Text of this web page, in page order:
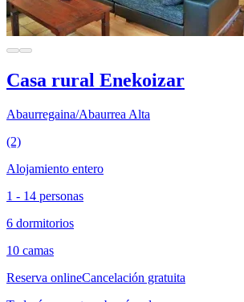
Casa rural Enekoizar
Abaurregaina/Abaurrea Alta
(2)
Alojamiento entero
1 - 14 personas
6 dormitorios
10 camas
Reserva onlineCancelación gratuita